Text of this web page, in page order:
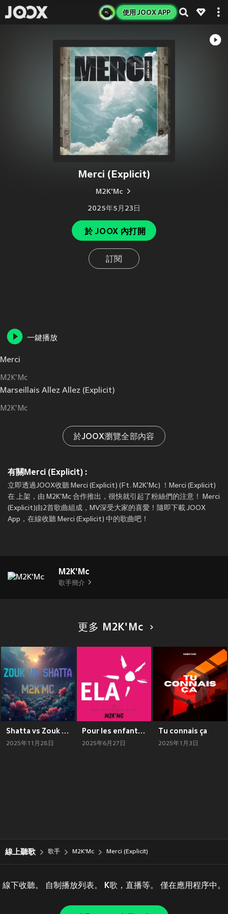
使用 JOOX APP
Merci (Explicit)
M2K'Mc
2025年5月23日
於 JOOX 內打開
訂閱
一鍵播放
Merci
M2K'Mc
Marseillais Allez Allez (Explicit)
M2K'Mc
於JOOX瀏覽全部內容
有關Merci (Explicit) :
立即透過JOOX收聽 Merci (Explicit) (Ft. M2K'Mc) ！Merci (Explicit)
在 上架，由 M2K'Mc 合作推出，很快就引起了粉絲們的注意！ Merci
(Explicit)由2首歌曲組成，MV深受大家的喜愛！隨即下載 JOOX
App，在線收聽 Merci (Explicit) 中的歌曲吧！
M2K'Mc
歌手簡介
更多 M2K'Mc
Shatta vs Zouk (Explicit)
2025年11月28日
Pour les enfants d'ELA
2025年6月27日
Tu connais ça
2025年1月3日
線上聽歌 歌手 M2K'Mc Merci (Explicit)
線下收聽。 自制播放列表。 K歌，直播等。 僅在應用程序中。